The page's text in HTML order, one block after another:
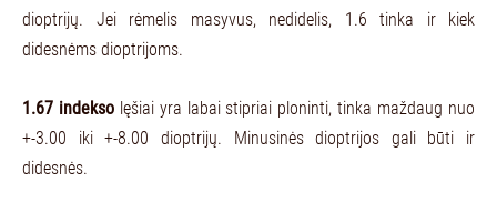
dioptrijų. Jei rėmelis masyvus, nedidelis, 1.6 tinka ir kiek
didesnėms dioptrijoms.
1.67 indeksolęšiai yra labai stipriai ploninti, tinka maždaug nuo
+-3.00 iki +-8.00 dioptrijų. Minusinės dioptrijos gali būti ir
didesnės.